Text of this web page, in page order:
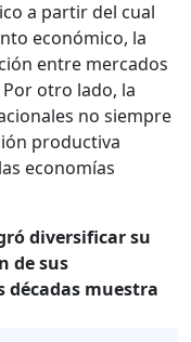
a partir del cual
económico, la
entre mercados
otro lado, la
no siempre
productiva
economías
diversificar su
de sus
décadas muestra